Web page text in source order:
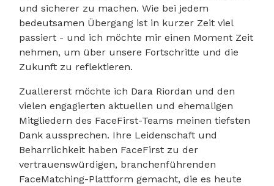
und sicherer zu machen. Wie bei jedem
bedeutsamen Übergang ist in kurzer Zeit viel
passiert - und ich möchte mir einen Moment Zeit
nehmen, um über unsere Fortschritte und die
Zukunft zu reflektieren.
Zuallererst möchte ich Dara Riordan und den
vielen engagierten aktuellen und ehemaligen
Mitgliedern des FaceFirst-Teams meinen tiefsten
Dank aussprechen. Ihre Leidenschaft und
Beharrlichkeit haben FaceFirst zu der
vertrauenswürdigen, branchenführenden
FaceMatching-Plattform gemacht, die es heute